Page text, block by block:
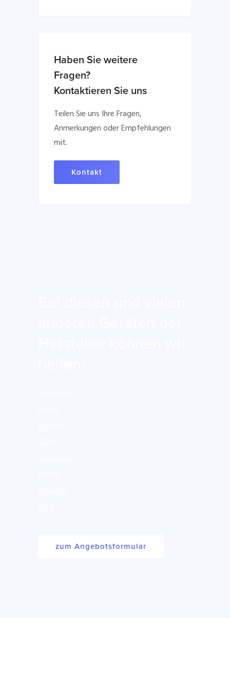
Haben Sie weitere
Fragen?
Kontaktieren Sie uns
Teilen Sie uns Ihre Fragen,
Anmerkungen oder Empfehlungen
mit.
Kontakt
zum Angebotsformular